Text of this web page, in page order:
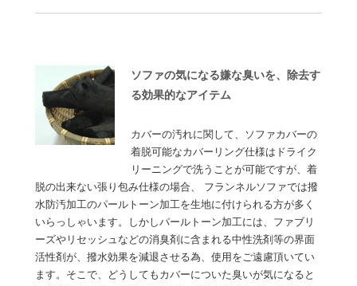
ソファの気になる嫌な臭いを、除去す
る効果的なアイテム
カバーの汚れに関して、ソファカバーの
着脱可能なカバーリング仕様はドライク
リーニングで洗うことが可能ですが、着
脱の出来ない張り包み仕様の場合、 フランネルソファでは撥
水防汚加工のパールトーン加工を生地に付けられる方が多く
いらっしゃいます。しかしパールトーン加工には、ファブリ
ーズやリセッシュなどの消臭剤に含まれる中性洗剤等の界面
活性剤が、撥水効果を減退させる為、使用をご遠慮頂いてい
ます。そこで、どうしてもカバーについた臭いが気になると